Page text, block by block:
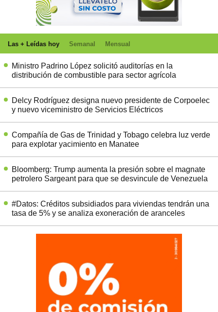
Las + Leídas hoy Semanal Mensual
Ministro Padrino López solicitó auditorías en la
distribución de combustible para sector agrícola
Delcy Rodríguez designa nuevo presidente de Corpoelec
y nuevo viceministro de Servicios Eléctricos
Compañía de Gas de Trinidad y Tobago celebra luz verde
para explotar yacimiento en Manatee
Bloomberg: Trump aumenta la presión sobre el magnate
petrolero Sargeant para que se desvincule de Venezuela
#Datos: Créditos subsidiados para viviendas tendrán una
tasa de 5% y se analiza exoneración de aranceles